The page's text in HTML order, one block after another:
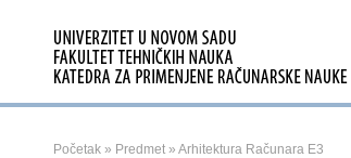
Početak » Predmet » Arhitektura Računara E3